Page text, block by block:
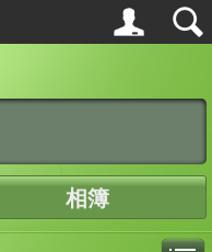
相簿